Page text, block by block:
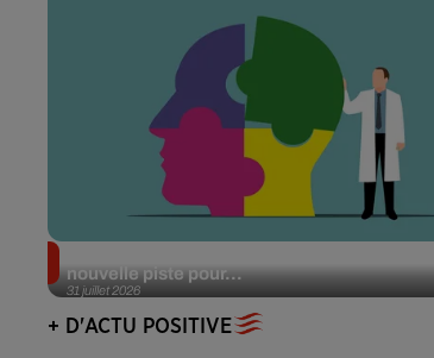
31 juillet 2026
nouvelle piste pour...
+ D'ACTU POSITIVE